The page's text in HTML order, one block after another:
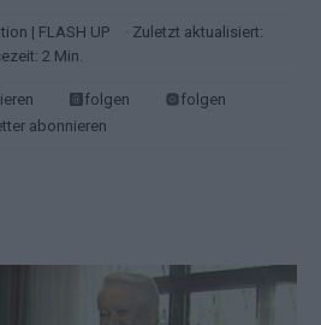
| FLASH UP
· Zuletzt aktualisiert:
2 Min.
folgen
folgen
abonnieren